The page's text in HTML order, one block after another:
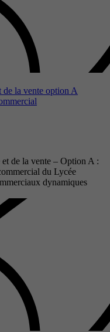
de la vente option A
de la vente – Option A :
du Lycée
dynamiques